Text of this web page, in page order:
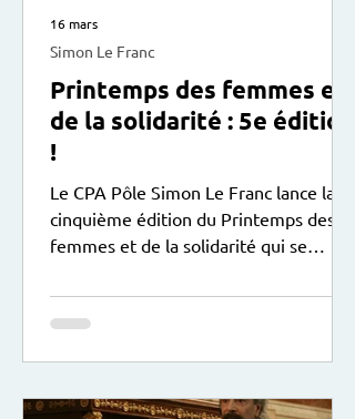
Printemps des femmes et
de la solidarité : 5e édition
!
Le CPA Pôle Simon Le Franc lance la
cinquième édition du Printemps des
femmes et de la solidarité qui se
programme : expositions , soirées,
stages, sorties... plus de détails ci-
Simon Le Franc
16 mars